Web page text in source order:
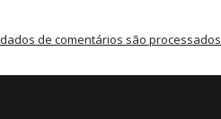
de comentários são processados